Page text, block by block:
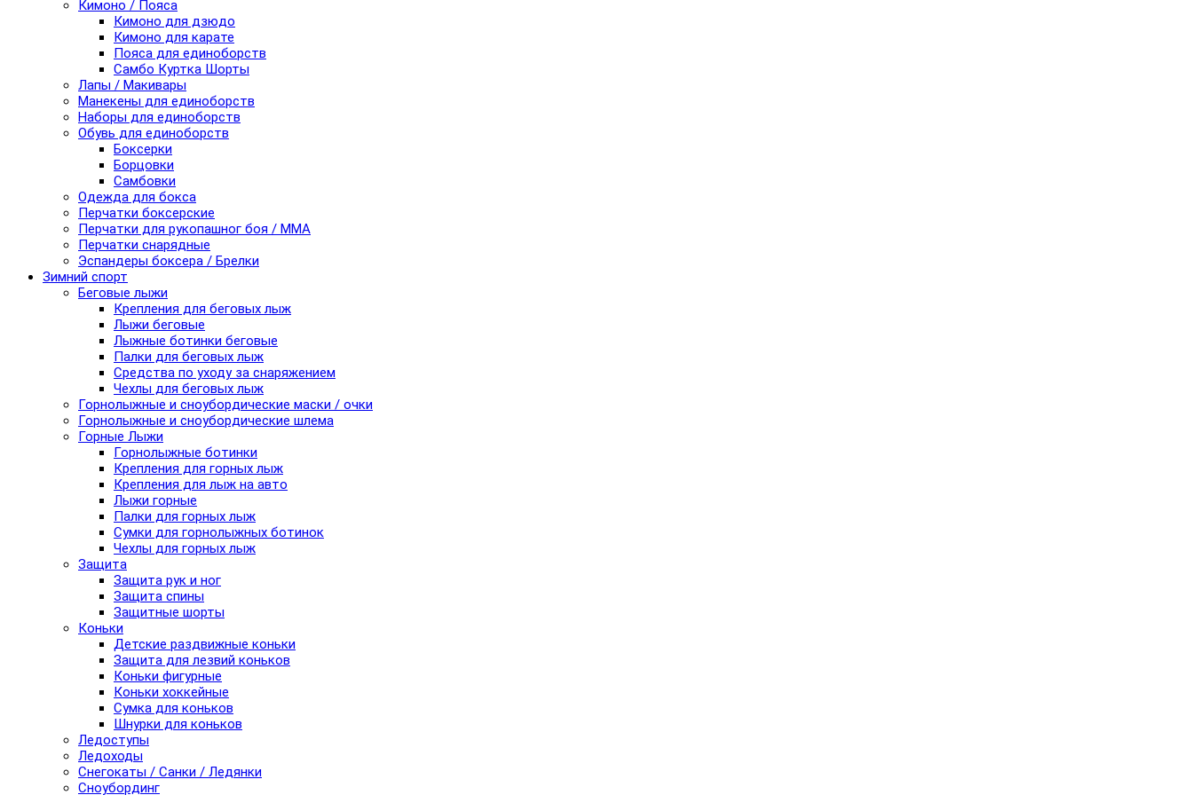
Кимоно / Пояса
Кимоно для дзюдо
Кимоно для карате
Пояса для единоборств
Самбо Куртка Шорты
Лапы / Макивары
Манекены для единоборств
Наборы для единоборств
Обувь для единоборств
Боксерки
Борцовки
Самбовки
Одежда для бокса
Перчатки боксерские
Перчатки для рукопашног боя / ММА
Перчатки снарядные
Эспандеры боксера / Брелки
Зимний спорт
Беговые лыжи
Крепления для беговых лыж
Лыжи беговые
Лыжные ботинки беговые
Палки для беговых лыж
Средства по уходу за снаряжением
Чехлы для беговых лыж
Горнолыжные и сноубордические маски / очки
Горнолыжные и сноубордические шлема
Горные Лыжи
Горнолыжные ботинки
Крепления для горных лыж
Крепления для лыж на авто
Лыжи горные
Палки для горных лыж
Сумки для горнолыжных ботинок
Чехлы для горных лыж
Защита
Защита рук и ног
Защита спины
Защитные шорты
Коньки
Детские раздвижные коньки
Защита для лезвий коньков
Коньки фигурные
Коньки хоккейные
Сумка для коньков
Шнурки для коньков
Ледоступы
Ледоходы
Снегокаты / Санки / Ледянки
Сноубординг